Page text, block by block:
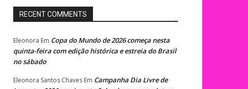
RECENT COMMENTS
Eleonora Em Copa do Mundo de 2026 começa nesta
quinta-feira com edição histórica e estreia do Brasil
no sábado
Eleonora Santos Chaves Em Campanha Dia Livre de